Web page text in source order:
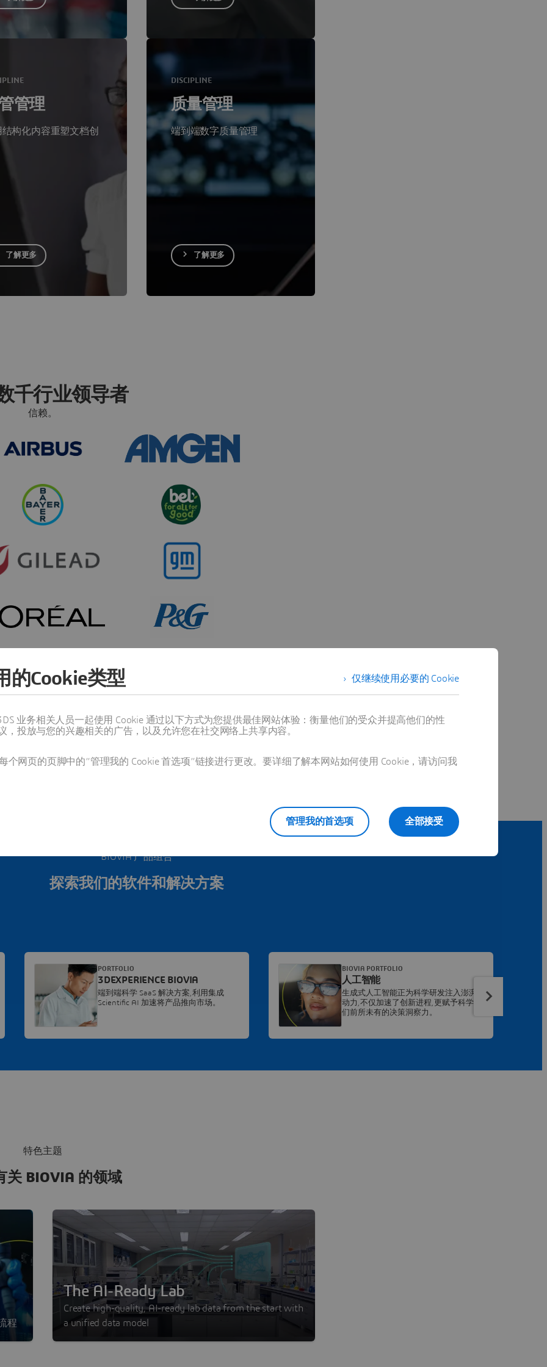
管理
结构化内容重塑文档创
了解更多
DISCIPLINE
质量管理
端到端数字质量管理
了解更多
千行业领导者
信赖。
BIOVIA 产品组合
探索我们的软件和解决方案
3DEXPERIENCE BIOVIA
端到端科学 SaaS 解决方案,利用集成
Scientific AI 加速将产品推向市场。
PORTFOLIO
人工智能
生成式人工智能正为科学研发注入澎湃
动力,不仅加速了创新进程,更赋予科学家
们前所未有的决策洞察力。
BIOVIA PORTFOLIO
特色主题
关 BIOVIA 的领域
程
The AI-Ready Lab
Create high-quality, AI-ready lab data from the start with
a unified data model
仅继续使用必要的 Cookie
的Cookie类型
业务相关人员一起使用 Cookie 通过以下方式为您提供最佳网站体验：衡量他们的受众并提高他们的性
投放与您的兴趣相关的广告，以及允许您在社交网络上共享内容。
个网页的页脚中的“管理我的 Cookie 首选项”链接进行更改。要详细了解本网站如何使用 Cookie，请访问我
全部接受
管理我的首选项